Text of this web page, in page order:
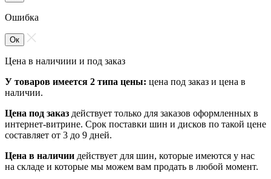
Ошибка
Ок
Цена в наличиии и под заказ
У товаров имеется 2 типа цены: цена под заказ и цена в
наличии.
Цена под заказ действует только для заказов оформленных в
интернет-витрине. Срок поставки шин и дисков по такой цене
составляет от 3 до 9 дней.
Цена в наличии действует для шин, которые имеются у нас
на складе и которые мы можем вам продать в любой момент.